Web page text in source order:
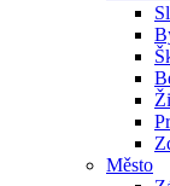
Město